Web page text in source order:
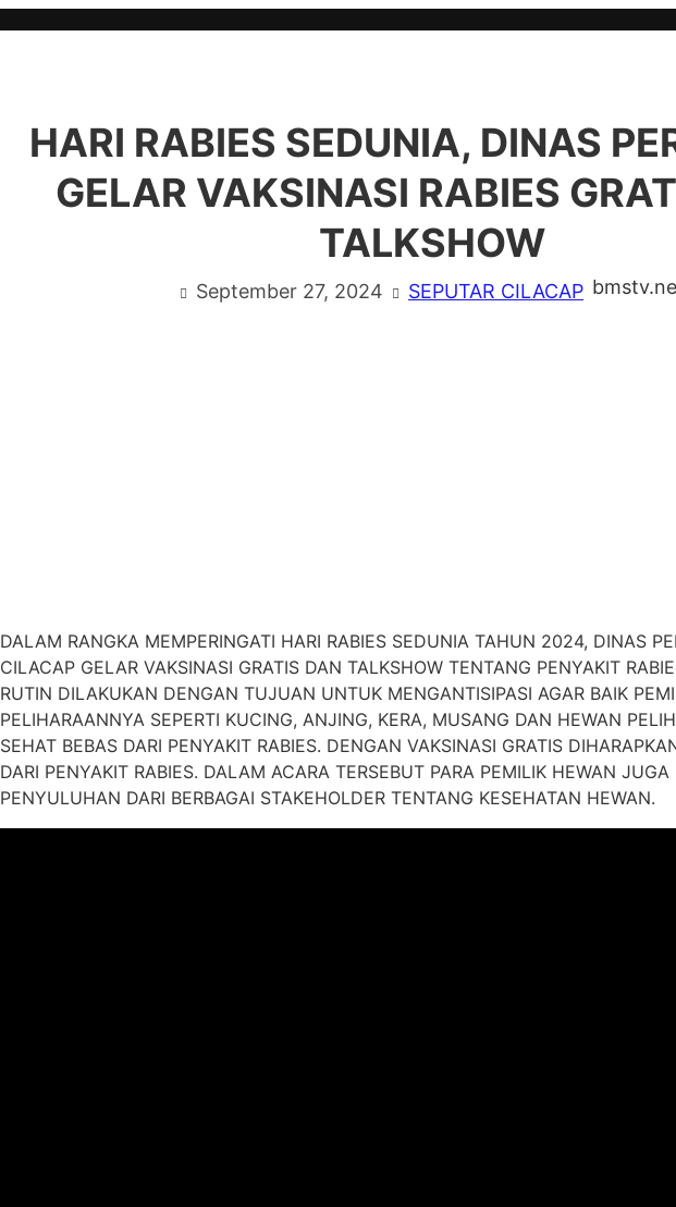
HARI RABIES SEDUNIA, DINAS
GELAR VAKSINASI RABIES
TALKSHOW
September 27, 2024 SEPUTAR CILACAP
DALAM RANGKA MEMPERINGATI HARI RABIES SEDUNIA TAHUN 2024, DINAS
CILACAP GELAR VAKSINASI GRATIS DAN TALKSHOW TENTANG PENYAKIT
RUTIN DILAKUKAN DENGAN TUJUAN UNTUK MENGANTISIPASI AGAR BAIK
PELIHARAANNYA SEPERTI KUCING, ANJING, KERA, MUSANG DAN HEWAN
SEHAT BEBAS DARI PENYAKIT RABIES. DENGAN VAKSINASI GRATIS
DARI PENYAKIT RABIES. DALAM ACARA TERSEBUT PARA PEMILIK HEWAN JUGA
PENYULUHAN DARI BERBAGAI STAKEHOLDER TENTANG KESEHATAN HEWAN.